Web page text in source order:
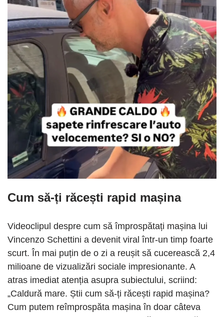
Cum să-ți răcești rapid mașina
Videoclipul despre cum să împrospătați mașina lui
Vincenzo Schettini a devenit viral într-un timp foarte
scurt. În mai puțin de o zi a reușit să cucerească 2,4
milioane de vizualizări sociale impresionante. A
atras imediat atenția asupra subiectului, scriind:
„Caldură mare. Știi cum să-ți răcești rapid mașina?
Cum putem reîmprospăta mașina în doar câteva